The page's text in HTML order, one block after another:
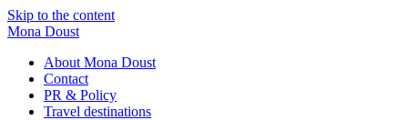
Skip to the content
Mona Doust
About Mona Doust
Contact
PR & Policy
Travel destinations